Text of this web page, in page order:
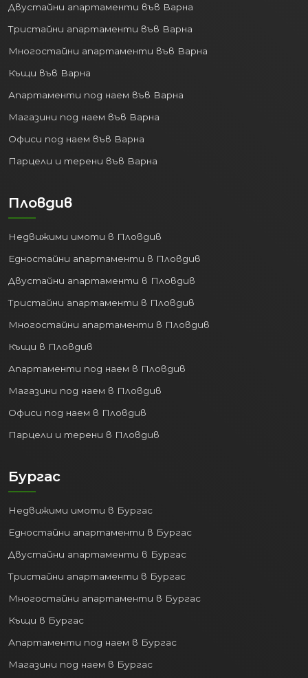
Двустайни апартаменти във Варна
Тристайни апартаменти във Варна
Многостайни апартаменти във Варна
Къщи във Варна
Апартаменти под наем във Варна
Магазини под наем във Варна
Офиси под наем във Варна
Парцели и терени във Варна
Пловдив
Недвижими имоти в Пловдив
Едностайни апартаменти в Пловдив
Двустайни апартаменти в Пловдив
Тристайни апартаменти в Пловдив
Многостайни апартаменти в Пловдив
Къщи в Пловдив
Апартаменти под наем в Пловдив
Магазини под наем в Пловдив
Офиси под наем в Пловдив
Парцели и терени в Пловдив
Бургас
Недвижими имоти в Бургас
Едностайни апартаменти в Бургас
Двустайни апартаменти в Бургас
Тристайни апартаменти в Бургас
Многостайни апартаменти в Бургас
Къщи в Бургас
Апартаменти под наем в Бургас
Магазини под наем в Бургас